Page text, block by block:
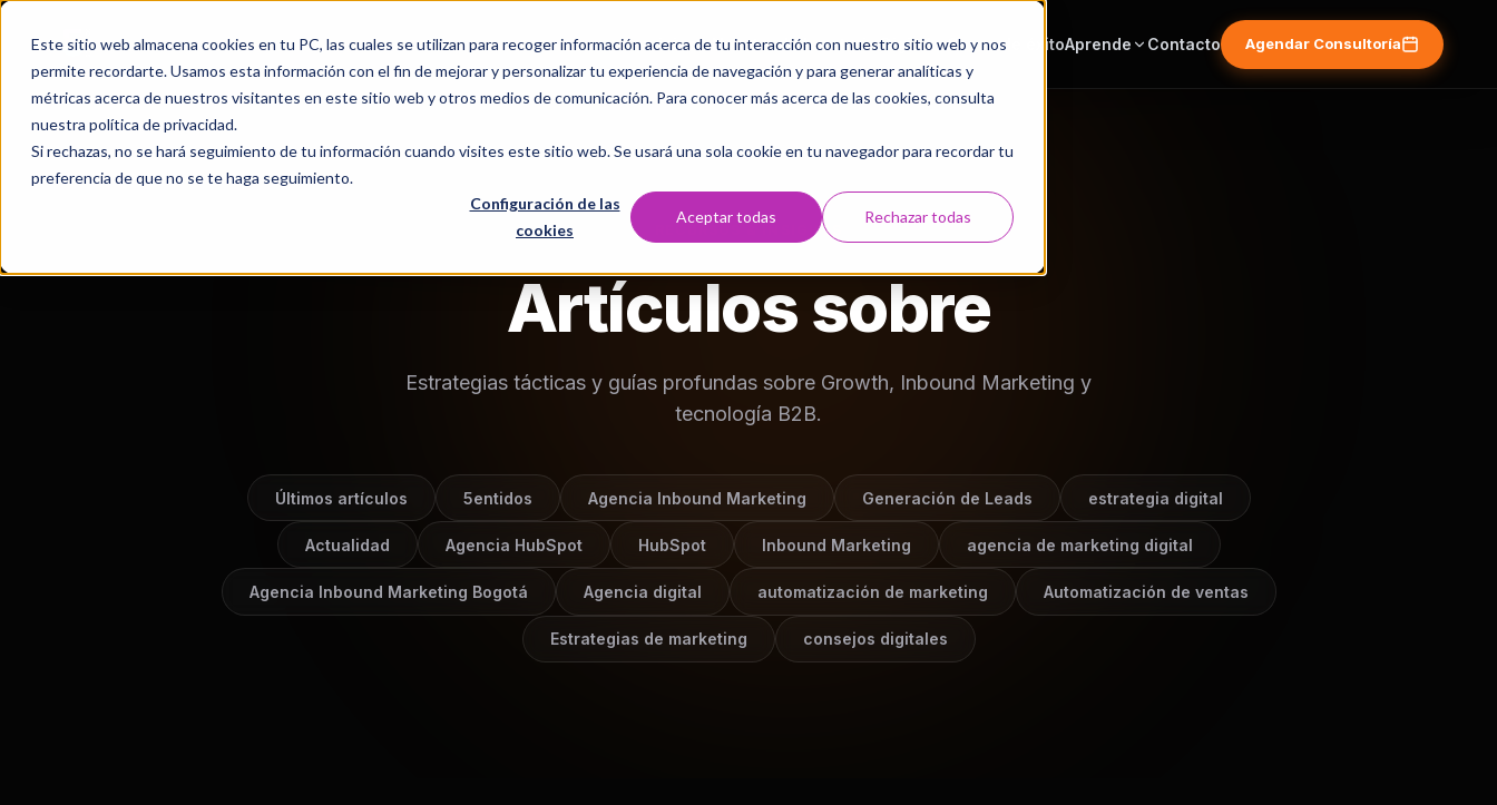
Este sitio web almacena cookies en tu PC, las cuales se utilizan para recoger información acerca de tu interacción con nuestro sitio web y nos
permite recordarte. Usamos esta información con el fin de mejorar y personalizar tu experiencia de navegación y para generar analíticas y
métricas acerca de nuestros visitantes en este sitio web y otros medios de comunicación. Para conocer más acerca de las cookies, consulta
nuestra política de privacidad.
Si rechazas, no se hará seguimiento de tu información cuando visites este sitio web. Se usará una sola cookie en tu navegador para recordar tu
preferencia de que no se te haga seguimiento.
Configuración de las
cookies
Aceptar todas Rechazar todas
Servicios NosotrosLaboratorio Digital Casos de éxitoAprende Contacto Agendar Consultoría
RECURSOS & INSIGHTS
Artículos sobre
Estrategias tácticas y guías profundas sobre Growth, Inbound Marketing y
tecnología B2B.
Últimos artículos 5entidos Agencia Inbound Marketing Generación de Leads estrategia digital
Actualidad Agencia HubSpot HubSpot Inbound Marketing agencia de marketing digital
Agencia Inbound Marketing Bogotá Agencia digital automatización de marketing Automatización de ventas
Estrategias de marketing consejos digitales